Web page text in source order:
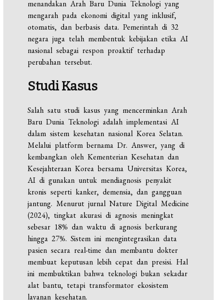
menandakan Arah Baru Dunia Teknologi yang
mengarah pada ekonomi digital yang inklusif,
otomatis, dan berbasis data. Pemerintah di 32
negara juga telah membentuk kebijakan etika AI
nasional sebagai respon proaktif terhadap
perubahan tersebut.
Studi Kasus
Salah satu studi kasus yang mencerminkan Arah
Baru Dunia Teknologi adalah implementasi AI
dalam sistem kesehatan nasional Korea Selatan.
Melalui platform bernama Dr. Answer, yang di
kembangkan oleh Kementerian Kesehatan dan
Kesejahteraan Korea bersama Universitas Korea,
AI di gunakan untuk mendiagnosis penyakit
kronis seperti kanker, demensia, dan gangguan
jantung. Menurut jurnal Nature Digital Medicine
(2024), tingkat akurasi di agnosis meningkat
sebesar 18% dan waktu di agnosis berkurang
hingga 27%. Sistem ini mengintegrasikan data
pasien secara real-time dan membantu dokter
membuat keputusan lebih cepat dan presisi. Hal
ini membuktikan bahwa teknologi bukan sekadar
alat bantu, tetapi transformator ekosistem
layanan kesehatan.